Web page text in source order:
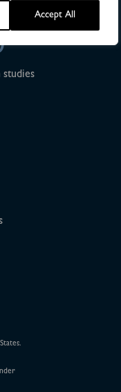
Accept All
studies